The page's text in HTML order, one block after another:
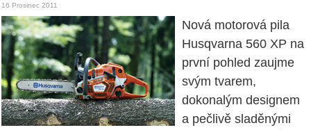
16 Prosinec 2011
Nová motorová pila
Husqvarna 560 XP na
první pohled zaujme
svým tvarem,
dokonalým designem
a pečlivě sladěnými